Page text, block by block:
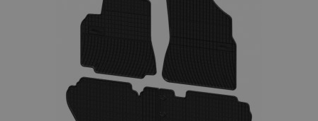
hinzufügen
.vtvauto.at